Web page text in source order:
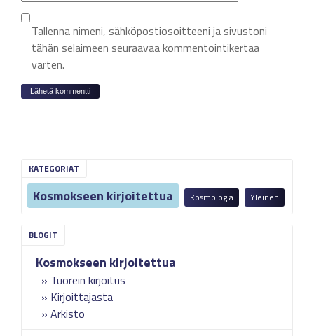
KATEGORIAT
Kosmokseen kirjoitettua Kosmologia Yleinen
Kosmokseen kirjoitettua
Tuorein kirjoitus
Kirjoittajasta
Arkisto
Tallenna nimeni, sähköpostiosoitteeni ja sivustoni
tähän selaimeen seuraavaa kommentointikertaa
varten.